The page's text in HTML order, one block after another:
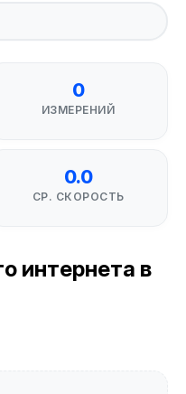
0
ИЗМЕРЕНИЙ
0.0
СР. СКОРОСТЬ
интернета в